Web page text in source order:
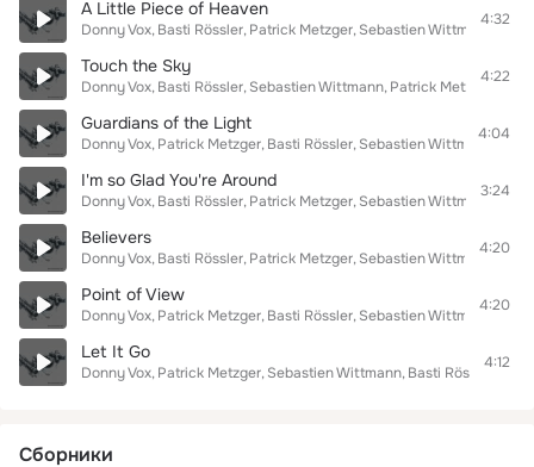
A Little Piece of Heaven
Donny Vox Basti Rössler Patrick Metzger Sebastien Wittmann
4:32
Touch the Sky
Donny Vox Basti Rössler Sebastien Wittmann Patrick Metzger
4:22
Guardians of the Light
Donny Vox Patrick Metzger Basti Rössler Sebastien Wittmann
4:04
I'm so Glad You're Around
Donny Vox Basti Rössler Patrick Metzger Sebastien Wittmann
3:24
Believers
Donny Vox Basti Rössler Patrick Metzger Sebastien Wittmann
4:20
Point of View
Donny Vox Patrick Metzger Basti Rössler Sebastien Wittmann
4:20
Let It Go
Donny Vox Patrick Metzger Sebastien Wittmann Basti Rössler
4:12
Сборники